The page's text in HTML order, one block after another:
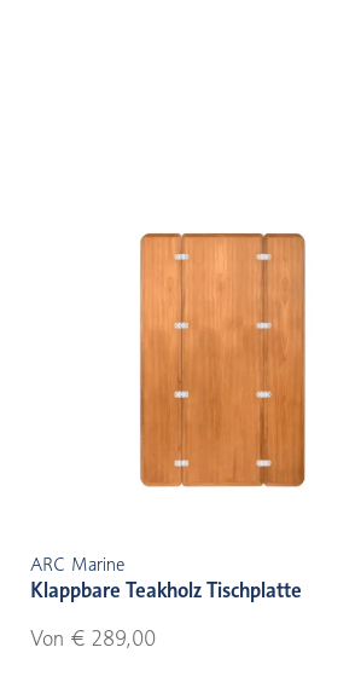
ARC Marine
Klappbare Teakholz Tischplatte
Von € 289,00